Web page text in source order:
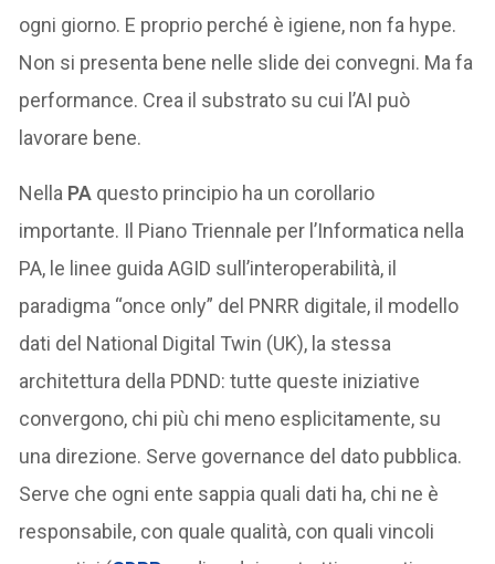
ogni giorno. E proprio perché è igiene, non fa hype.
Non si presenta bene nelle slide dei convegni. Ma fa
performance. Crea il substrato su cui l’AI può
lavorare bene.
Nella PA questo principio ha un corollario
importante. Il Piano Triennale per l’Informatica nella
PA, le linee guida AGID sull’interoperabilità, il
paradigma “once only” del PNRR digitale, il modello
dati del National Digital Twin (UK), la stessa
architettura della PDND: tutte queste iniziative
convergono, chi più chi meno esplicitamente, su
una direzione. Serve governance del dato pubblica.
Serve che ogni ente sappia quali dati ha, chi ne è
responsabile, con quale qualità, con quali vincoli